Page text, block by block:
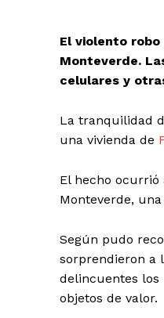
El violento
Monteverde.
celulares y
La tranquilidad
una vivienda de
El hecho ocurrió
Monteverde,
Según pudo
sorprendieron a
delincuentes los
objetos de valor.